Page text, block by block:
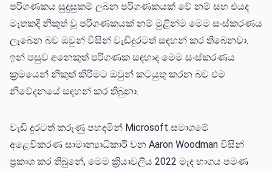
පරිගණකය සුදුසුකම් ලබන පරිගණකයක් වේ නම් සහ එයද
මෑතකදි නිකුත් වූ පරිගණකයක් නම් මුළින්ම මෙම සංස්කරණය
ලැබෙන බව ඔවුන් විසින් වැඩිදුරටත් සඳහන් කර තිබෙනවා.
ඉන් පසුව අනෙකුත් පරිගණක සඳහාද මෙම සංස්කරණය
ක්‍රමයෙන් නිකුත් කිරීමට ඔවුන් කටයුතු කරන බව එම
නිවේදනයේ සඳහන් කර තිබුනා.
වැඩි දුරටත් කරුණු පහදමින් Microsoft සමාගමේ
අළෙවිකරණ සාමාන්‍යාධිකාරී වන Aaron Woodman විසින්
ප්‍රකාශ කර තිබුනේ, මෙම ක්‍රියාවලිය 2022 මැද භාගය පමණ